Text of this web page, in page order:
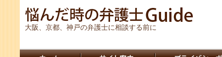
大阪、京都、神戸の弁護士に相談する前に